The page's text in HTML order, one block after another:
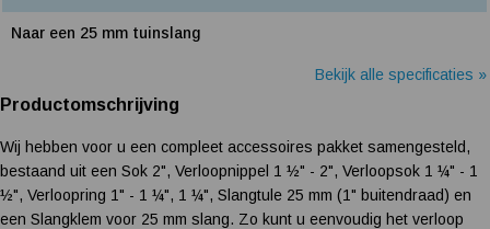
Naar een 25 mm tuinslang
Bekijk alle specificaties »
Productomschrijving
Wij hebben voor u een compleet accessoires pakket samengesteld,
bestaand uit een Sok 2", Verloopnippel 1 ½" - 2", Verloopsok 1 ¼" - 1
½", Verloopring 1" - 1 ¼", 1 ¼", Slangtule 25 mm (1" buitendraad) en
een Slangklem voor 25 mm slang. Zo kunt u eenvoudig het verloop